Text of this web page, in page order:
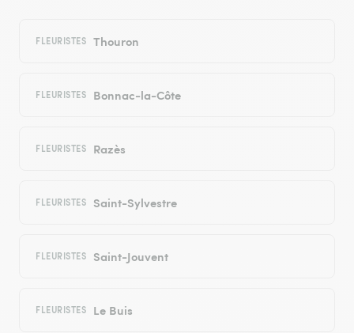
FLEURISTES Thouron
FLEURISTES Bonnac-la-Côte
FLEURISTES Razès
FLEURISTES Saint-Sylvestre
FLEURISTES Saint-Jouvent
FLEURISTES Le Buis